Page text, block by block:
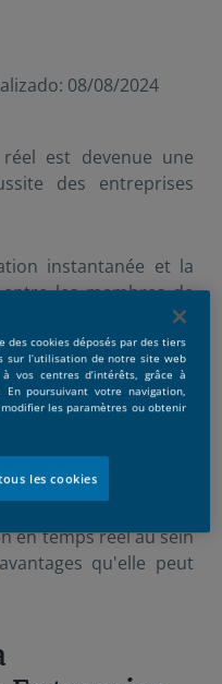
08/08/2024
est devenue une
des entreprises
instantanée et la
les membres de
gagner en agilité,
la collaboration
en plus de
en temps réel au sein
qu'elle peut
des cookies déposés par des tiers
sur l’utilisation de notre site web
vos centres d’intérêts, grâce à
poursuivant votre navigation,
les paramètres ou obtenir
les cookies